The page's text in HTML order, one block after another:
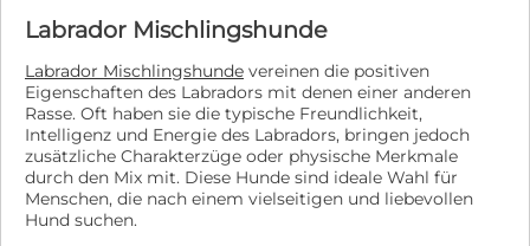
Labrador Mischlingshunde
Labrador Mischlingshunde vereinen die positiven
Eigenschaften des Labradors mit denen einer anderen
Rasse. Oft haben sie die typische Freundlichkeit,
Intelligenz und Energie des Labradors, bringen jedoch
zusätzliche Charakterzüge oder physische Merkmale
durch den Mix mit. Diese Hunde sind ideale Wahl für
Menschen, die nach einem vielseitigen und liebevollen
Hund suchen.